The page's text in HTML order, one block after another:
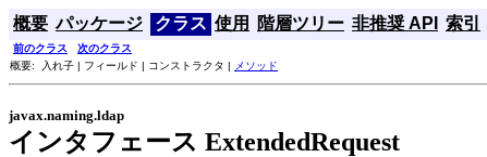
概要 パッケージ クラス 使用 階層ツリー 非推奨 API 索引
前のクラス 次のクラス
概要: 入れ子 | フィールド | コンストラクタ |
メソッド
javax.naming.ldap
インタフェース ExtendedRequest